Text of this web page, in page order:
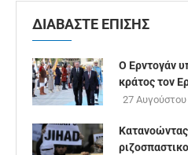
ΔΙΑΒΑΣΤΕ ΕΠΙΣΗΣ
Ο Ερντογάν
κράτος τον
27